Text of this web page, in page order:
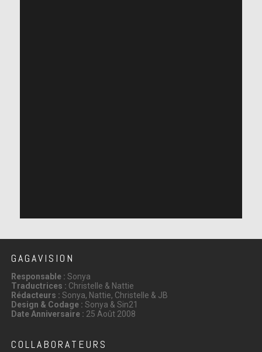
GAGAVISION
Responsable : Sonya
Traductrices : Christelle & Nattie
Rédacteurs : Sonya, Nattie, Christelle & JB
Design & Codage : Sonya & Sin21
Date Anniversaire : 25 Août 2008
COLLABORATEURS